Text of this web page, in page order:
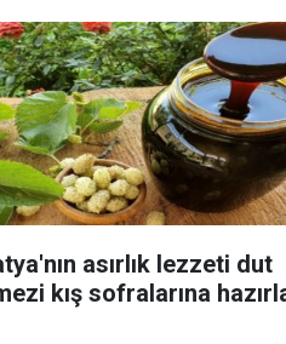
asırlık lezzeti dut
kış sofralarına